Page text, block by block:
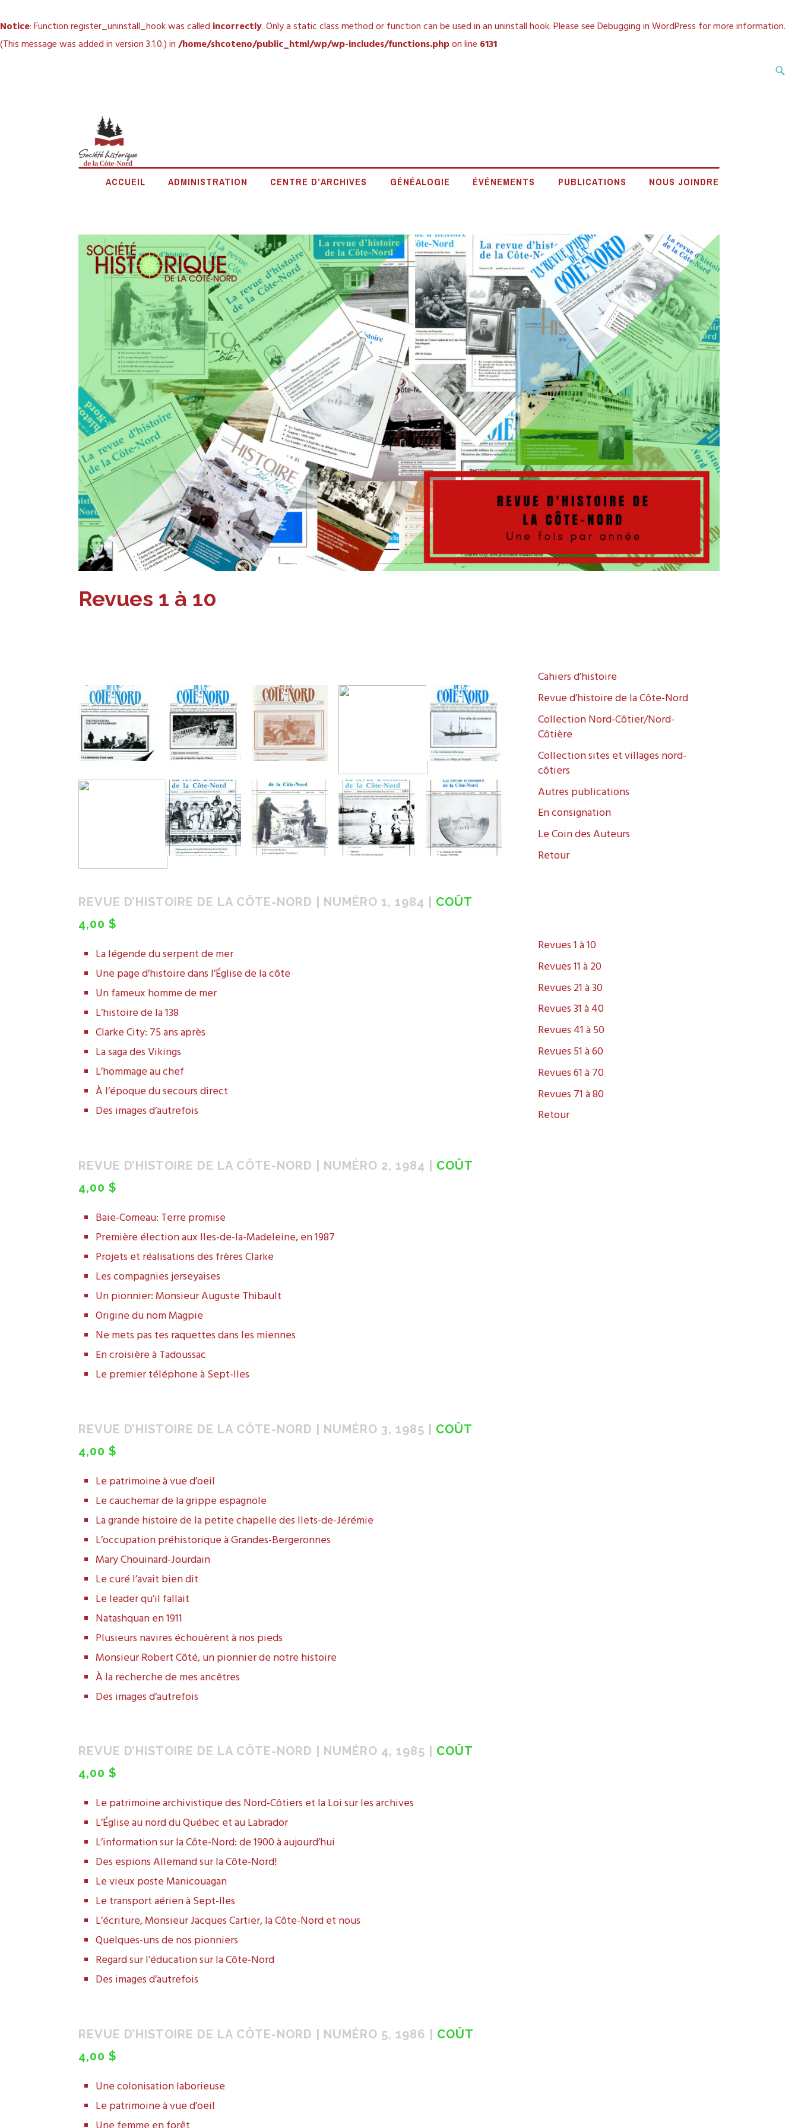
Notice: Function register_uninstall_hook was called incorrectly. Only a static class method or function can be used in an uninstall hook. Please seeDebugging in WordPress for more information.
(This message was added in version 3.1.0.) in/home/shcoteno/public_html/wp/wp-includes/functions.phpon line 6131
SOCIÉTÉ HISTORIQUE DE LA CÔTE-NORD
ACCUEIL ADMINISTRATION CENTRE D’ARCHIVES GÉNÉALOGIE ÉVÉNEMENTS PUBLICATIONS NOUS JOINDRE
Revues 1 à 10
REVUE D’HISTOIRE DE LA CÔTE-NORD | NUMÉRO 1, 1984 |
COÛT
4,00 $
La légende du serpent de mer
Une page d’histoire dans l’Église de la côte
Un fameux homme de mer
L’histoire de la 138
Clarke City: 75 ans après
La saga des Vikings
L’hommage au chef
À l’époque du secours direct
Des images d’autrefois
REVUE D’HISTOIRE DE LA CÔTE-NORD | NUMÉRO 2, 1984 | COÛT
4,00 $
Baie-Comeau: Terre promise
Première élection aux Iles-de-la-Madeleine, en 1987
Projets et réalisations des frères Clarke
Les compagnies jerseyaises
Un pionnier: Monsieur Auguste Thibault
Origine du nom Magpie
Ne mets pas tes raquettes dans les miennes
En croisière à Tadoussac
Le premier téléphone à Sept-Iles
REVUE D’HISTOIRE DE LA CÔTE-NORD | NUMÉRO 3, 1985 |
COÛT
4,00 $
Le patrimoine à vue d’oeil
Le cauchemar de la grippe espagnole
La grande histoire de la petite chapelle des Ilets-de-Jérémie
L’occupation préhistorique à Grandes-Bergeronnes
Mary Chouinard-Jourdain
Le curé l’avait bien dit
Le leader qu’il fallait
Natashquan en 1911
Plusieurs navires échouèrent à nos pieds
Monsieur Robert Côté, un pionnier de notre histoire
À la recherche de mes ancêtres
Des images d’autrefois
REVUE D’HISTOIRE DE LA CÔTE-NORD | NUMÉRO 4, 1985 |
COÛT
4,00 $
Le patrimoine archivistique des Nord-Côtiers et la Loi sur les archives
L’Église au nord du Québec et au Labrador
L’information sur la Côte-Nord: de 1900 à aujourd’hui
Des espions Allemand sur la Côte-Nord!
Le vieux poste Manicouagan
Le transport aérien à Sept-Iles
L’écriture, Monsieur Jacques Cartier, la Côte-Nord et nous
Quelques-uns de nos pionniers
Regard sur l’éducation sur la Côte-Nord
Des images d’autrefois
REVUE D’HISTOIRE DE LA CÔTE-NORD | NUMÉRO 5, 1986 |
COÛT
4,00 $
Une colonisation laborieuse
Le patrimoine à vue d’oeil
Cahiers d’histoire
Revue d’histoire de la Côte-Nord
Collection Nord-Côtier/Nord-
Côtière
Collection sites et villages nord-
côtiers
Autres publications
En consignation
Le Coin des Auteurs
Retour
Revues 1 à 10
Revues 11 à 20
Revues 21 à 30
Revues 31 à 40
Revues 41 à 50
Revues 51 à 60
Revues 61 à 70
Revues 71 à 80
Retour